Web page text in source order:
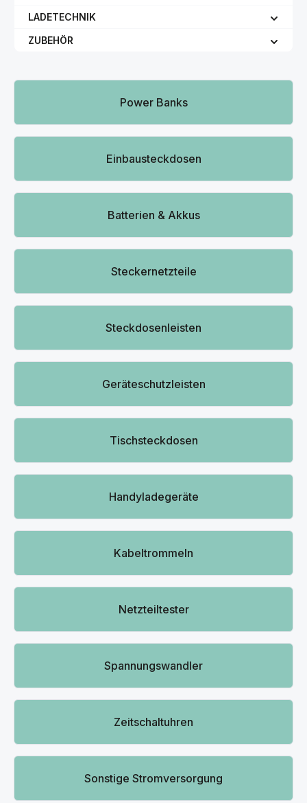
LADETECHNIK
ZUBEHÖR
Kategoriegalerie überspringen
Power Banks
Einbausteckdosen
Batterien & Akkus
Steckernetzteile
Steckdosenleisten
Geräteschutzleisten
Tischsteckdosen
Handyladegeräte
Kabeltrommeln
Netzteiltester
Spannungswandler
Zeitschaltuhren
Sonstige Stromversorgung